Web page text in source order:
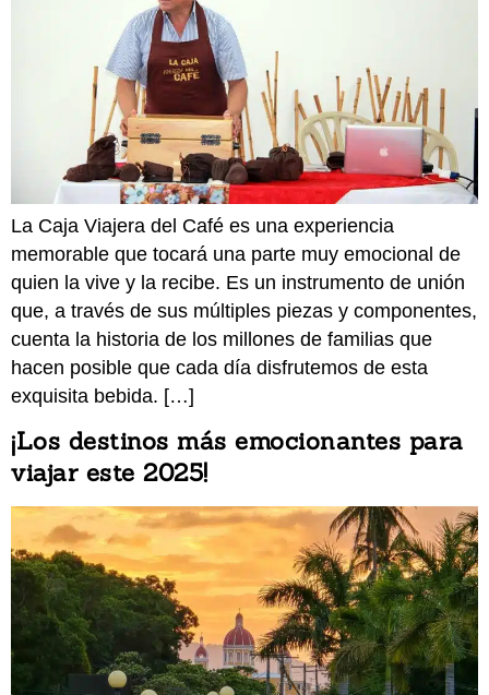
La Caja Viajera del Café es una experiencia
memorable que tocará una parte muy emocional de
quien la vive y la recibe. Es un instrumento de unión
que, a través de sus múltiples piezas y componentes,
cuenta la historia de los millones de familias que
hacen posible que cada día disfrutemos de esta
exquisita bebida. […]
¡Los destinos más emocionantes para
viajar este 2025!